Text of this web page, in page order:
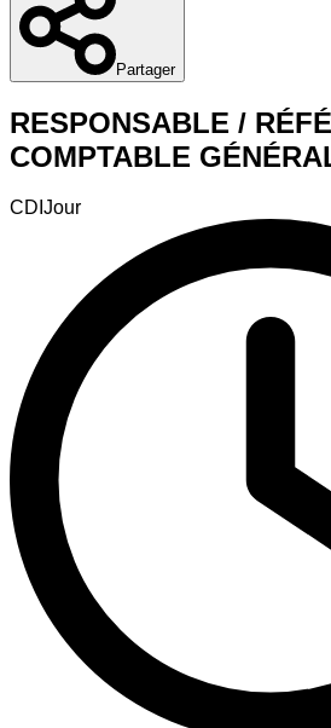
Partager
RESPONSABLE /
COMPTABLE
CDI Jour